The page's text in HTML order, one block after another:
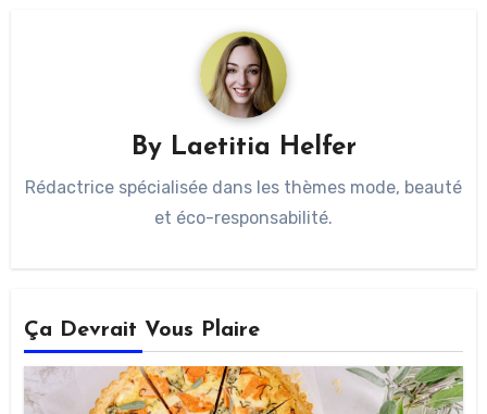
By Laetitia Helfer
Rédactrice spécialisée dans les thèmes mode, beauté
et éco-responsabilité.
Ça Devrait Vous Plaire